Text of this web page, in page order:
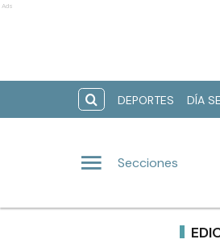
Ads
DEPORTES DÍA
Secciones